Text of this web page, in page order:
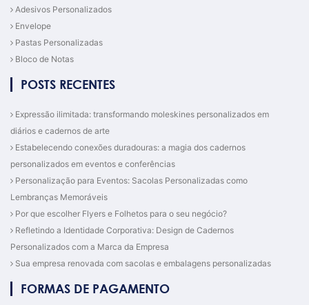
Adesivos Personalizados
Envelope
Pastas Personalizadas
Bloco de Notas
POSTS RECENTES
Expressão ilimitada: transformando moleskines personalizados em
diários e cadernos de arte
Estabelecendo conexões duradouras: a magia dos cadernos
personalizados em eventos e conferências
Personalização para Eventos: Sacolas Personalizadas como
Lembranças Memoráveis
Por que escolher Flyers e Folhetos para o seu negócio?
Refletindo a Identidade Corporativa: Design de Cadernos
Personalizados com a Marca da Empresa
Sua empresa renovada com sacolas e embalagens personalizadas
FORMAS DE PAGAMENTO